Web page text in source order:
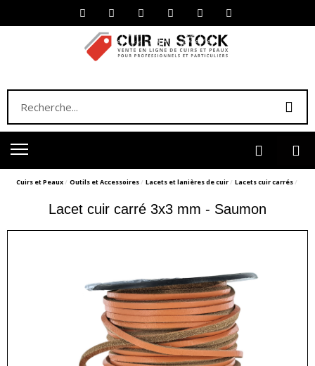
Cuirs et Peaux Outils et Accessoires Lacets et lanières de cuir Lacets cuir carrés
Lacet cuir carré 3x3 mm - Saumon